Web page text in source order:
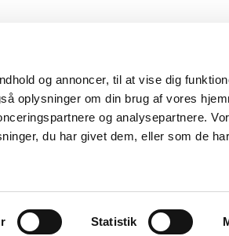
og annoncer, til at vise dig
oplysninger om din brug af vores
og analysepartnere.
du har givet dem, eller som de
Statistik
København K CVR nr. 58200115 tel: